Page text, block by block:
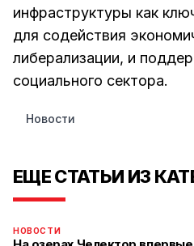
инфраструктуры как
для содействия
либерализации, и
социального сектора.
Новости
ЕЩЕ СТАТЬИ ИЗ
НОВОСТИ